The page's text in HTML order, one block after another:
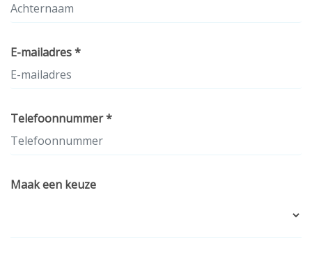
E-mailadres *
Telefoonnummer *
Maak een keuze